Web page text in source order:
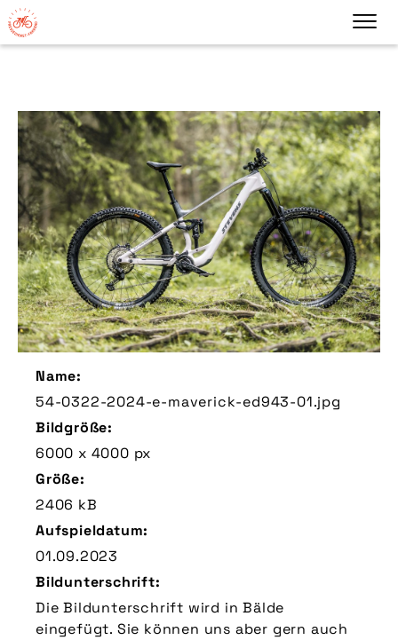
Name:
54-0322-2024-e-maverick-ed943-01.jpg
Bildgröße:
6000 x 4000 px
Größe:
2406 kB
Aufspieldatum:
01.09.2023
Bildunterschrift:
Die Bildunterschrift wird in Bälde
eingefügt. Sie können uns aber gern auch